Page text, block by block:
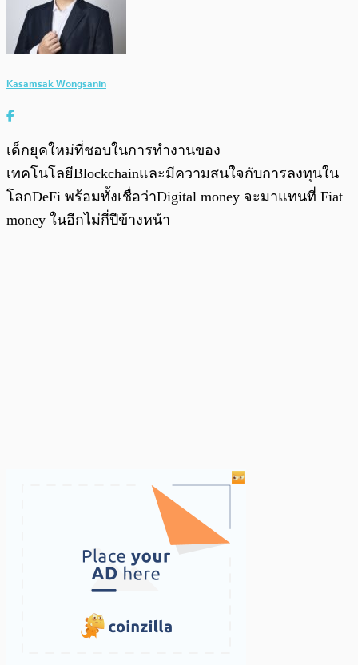
Kasamsak Wongsanin
เด็กยุคใหม่ที่ชอบในการทำงานของ
เทคโนโลยีBlockchainและมีความสนใจกับการลงทุนใน
โลกDeFi พร้อมทั้งเชื่อว่าDigital money จะมาแทนที่ Fiat
money ในอีกไม่กี่ปีข้างหน้า